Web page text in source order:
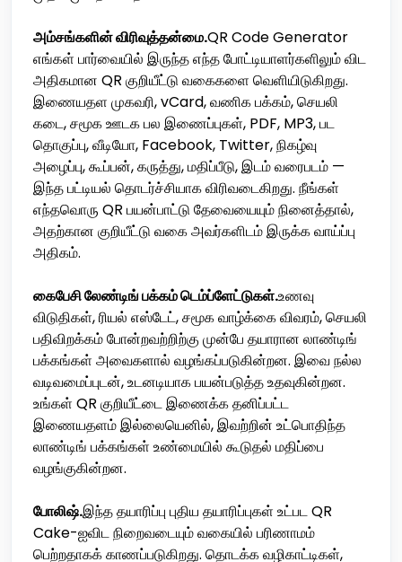
அம்சங்களின் விரிவுத்தன்மை.QR Code Generator
எங்கள் பார்வையில் இருந்த எந்த போட்டியாளர்களிலும் விட
அதிகமான QR குறியீட்டு வகைகளை வெளியிடுகிறது.
இணையதள முகவரி, vCard, வணிக பக்கம், செயலி
கடை, சமூக ஊடக பல இணைப்புகள், PDF, MP3, பட
தொகுப்பு, வீடியோ, Facebook, Twitter, நிகழ்வு
அழைப்பு, கூப்பன், கருத்து, மதிப்பீடு, இடம் வரைபடம் —
இந்த பட்டியல் தொடர்ச்சியாக விரிவடைகிறது. நீங்கள்
எந்தவொரு QR பயன்பாட்டு தேவையையும் நினைத்தால்,
அதற்கான குறியீட்டு வகை அவர்களிடம் இருக்க வாய்ப்பு
அதிகம்.
கைபேசி லேண்டிங் பக்கம் டெம்ப்ளேட்டுகள்.உணவு
விடுதிகள், ரியல் எஸ்டேட், சமூக வாழ்க்கை விவரம், செயலி
பதிவிறக்கம் போன்றவற்றிற்கு முன்பே தயாரான லாண்டிங்
பக்கங்கள் அவைகளால் வழங்கப்படுகின்றன. இவை நல்ல
வடிவமைப்புடன், உடனடியாக பயன்படுத்த உதவுகின்றன.
உங்கள் QR குறியீட்டை இணைக்க தனிப்பட்ட
இணையதளம் இல்லையெனில், இவற்றின் உட்பொதிந்த
லாண்டிங் பக்கங்கள் உண்மையில் கூடுதல் மதிப்பை
வழங்குகின்றன.
போலிஷ்.இந்த தயாரிப்பு புதிய தயாரிப்புகள் உட்பட QR
Cake-ஐவிட நிறைவடையும் வகையில் பரிணாமம்
பெற்றதாகக் காணப்படுகிறது. தொடக்க வழிகாட்டிகள்,